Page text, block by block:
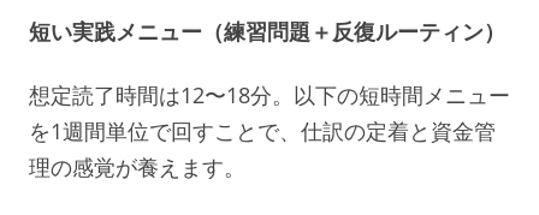
短い実践メニュー（練習問題＋反復ルーティン）
想定読了時間は12〜18分。以下の短時間メニュー
を1週間単位で回すことで、仕訳の定着と資金管
理の感覚が養えます。